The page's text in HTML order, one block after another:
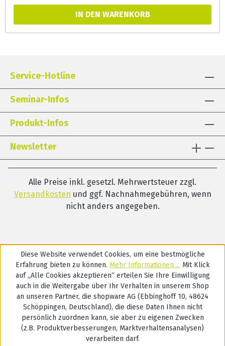
Erzählanlässe und können zur
Phonemsensibilisierung und Wortschatzerweiterung
IN DEN WARENKORB
Service-Hotline
Seminar-Infos
Produkt-Infos
Newsletter
Alle Preise inkl. gesetzl. Mehrwertsteuer zzgl.
Versandkosten und ggf. Nachnahmegebühren, wenn
nicht anders angegeben.
Diese Website verwendet Cookies, um eine bestmögliche
Erfahrung bieten zu können. Mehr Informationen ... Mit Klick
auf „Alle Cookies akzeptieren“ erteilen Sie Ihre Einwilligung
auch in die Weitergabe über Ihr Verhalten in unserem Shop
an unseren Partner, die shopware AG (Ebbinghoff 10, 48624
Schöppingen, Deutschland), die diese Daten Ihnen nicht
persönlich zuordnen kann, sie aber zu eigenen Zwecken
(z.B. Produktverbesserungen, Marktverhaltensanalysen)
verarbeiten darf.